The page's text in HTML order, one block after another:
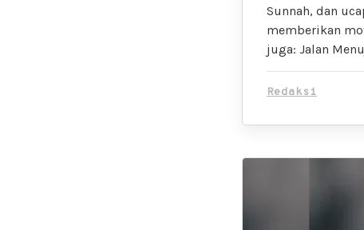
Sunnah, dan
memberikan
juga: Jalan
Redaksi